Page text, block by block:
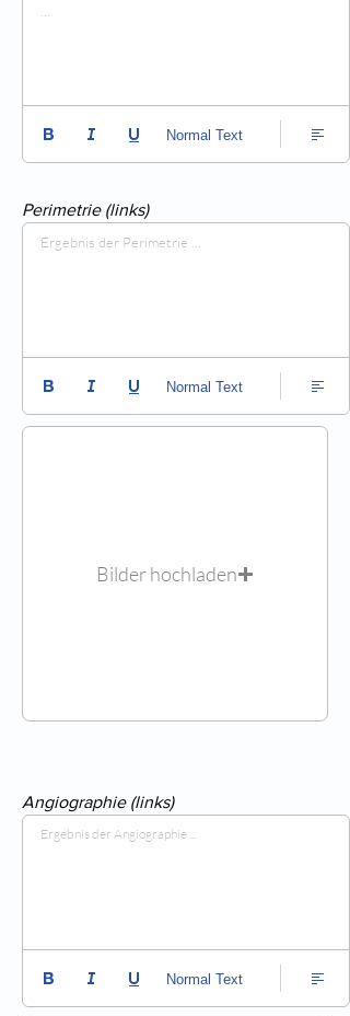
Normal Text
Perimetrie (links)
Ergebnis der Perimetrie ...
Normal Text
Bilder hochladen
Angiographie (links)
Ergebnis der Angiographie ...
Normal Text